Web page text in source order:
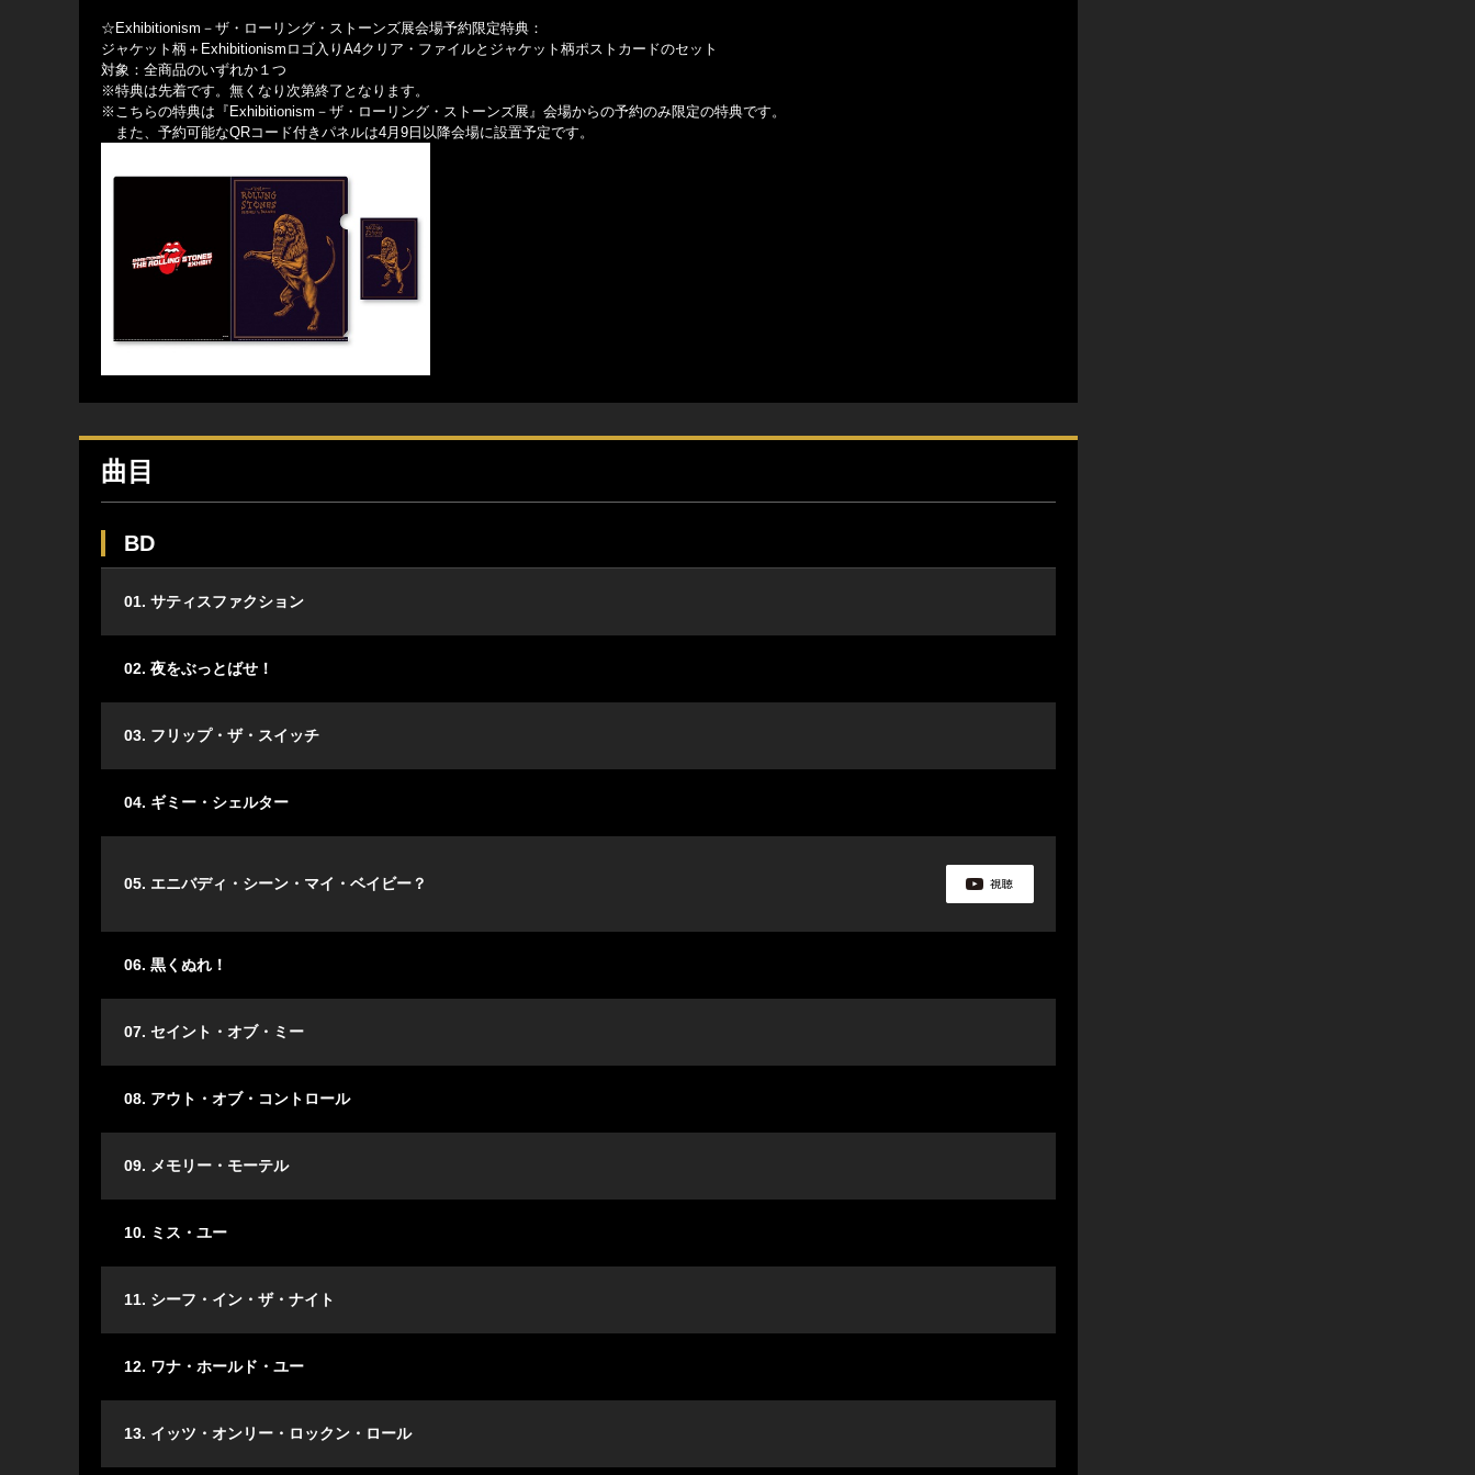
☆Exhibitionism－ザ・ローリング・ストーンズ展会場予約限定特典：
ジャケット柄＋Exhibitionismロゴ入りA4クリア・ファイルとジャケット柄ポストカードのセット
対象：全商品のいずれか１つ
※特典は先着です。無くなり次第終了となります。
※こちらの特典は『Exhibitionism－ザ・ローリング・ストーンズ展』会場からの予約のみ限定の特典です。
また、予約可能なQRコード付きパネルは4月9日以降会場に設置予定です。
曲目
BD
01. サティスファクション
02. 夜をぶっとばせ！
03. フリップ・ザ・スイッチ
04. ギミー・シェルター
05. エニバディ・シーン・マイ・ベイビー？
06. 黒くぬれ！
07. セイント・オブ・ミー
08. アウト・オブ・コントロール
09. メモリー・モーテル
10. ミス・ユー
11. シーフ・イン・ザ・ナイト
12. ワナ・ホールド・ユー
13. イッツ・オンリー・ロックン・ロール